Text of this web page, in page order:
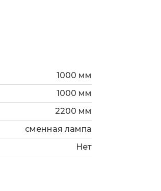
1000 мм
1000 мм
2200 мм
сменная лампа
Нет